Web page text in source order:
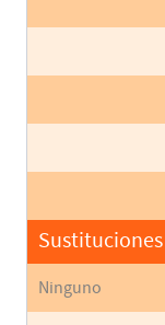
Sustituciones
Ninguno